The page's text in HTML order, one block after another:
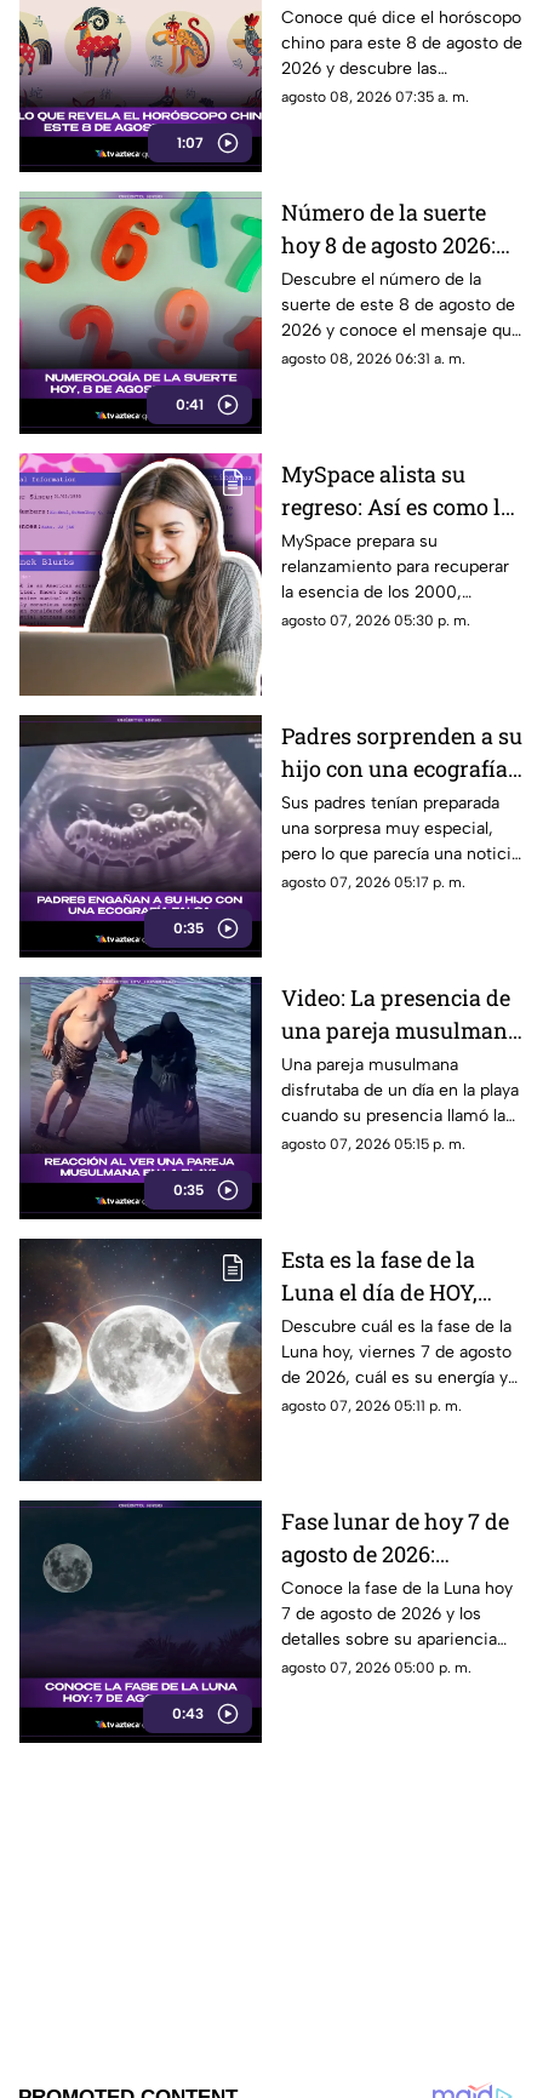
1:07
descubre qué te depara
el destino según tu
signo
Conoce qué dice el horóscopo
chino para este 8 de agosto de
2026 y descubre las
predicciones para cada signo
agosto 08, 2026 07:35 a. m.
0:41
Número de la suerte
hoy 8 de agosto 2026:
descubre qué dice la
numerología para ti
Descubre el número de la
suerte de este 8 de agosto de
2026 y conoce el mensaje que
la numerología tiene para ti.
agosto 08, 2026 06:31 a. m.
MySpace alista su
regreso: Así es como la
icónica red social
busca volver y revivir
la esencia de los años
2000
MySpace prepara su
relanzamiento para recuperar
la esencia de los 2000,
conectando a músicos y
agosto 07, 2026 05:30 p. m.
0:35
Padres sorprenden a su
hijo con una ecografía
falsa y su reacción se
vuelve inolvidable
Sus padres tenían preparada
una sorpresa muy especial,
pero lo que parecía una noticia
increíble terminó siendo una
agosto 07, 2026 05:17 p. m.
0:35
Video: La presencia de
una pareja musulmana
en la playa provoca
reacciones
Una pareja musulmana
disfrutaba de un día en la playa
cuando su presencia llamó la
atención de los presentes.
agosto 07, 2026 05:15 p. m.
Esta es la fase de la
Luna el día de HOY,
viernes 7 de agosto de
2026: ¿Cómo se verá el
astro durante la noche?
Descubre cuál es la fase de la
Luna hoy, viernes 7 de agosto
de 2026, cuál es su energía y
cómo nos podría afectar.
agosto 07, 2026 05:11 p. m.
0:43
Fase lunar de hoy 7 de
agosto de 2026:
descubre cómo luce la
Luna y su significado
Conoce la fase de la Luna hoy
7 de agosto de 2026 y los
detalles sobre su apariencia
durante esta jornada.
agosto 07, 2026 05:00 p. m.